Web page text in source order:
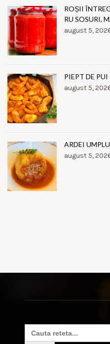
ROȘII
RU SOSURI,
august 5,
PIEPT DE PUI
august 5,
ARDEI
august 5,
Search
for: